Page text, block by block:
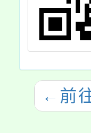
← 前